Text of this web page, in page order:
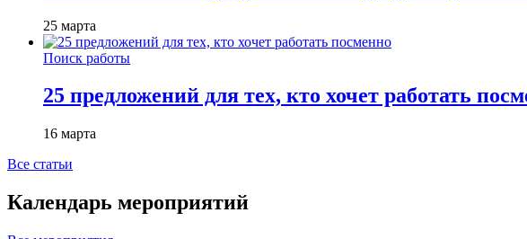
25 марта
Поиск работы
25 предложений для тех, кто хочет работать
16 марта
Все статьи
Календарь мероприятий